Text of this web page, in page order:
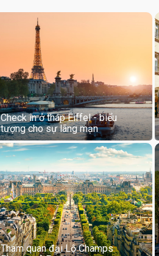
Check in ở tháp Eiffel - biểu
tượng cho sự lãng mạn
Tham quan đại Lộ Champs